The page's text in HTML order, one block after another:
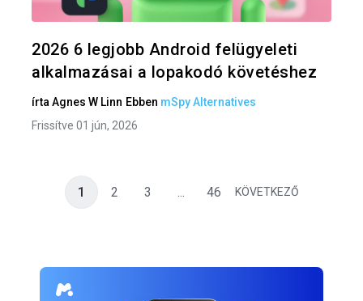
2026 6 legjobb Android felügyeleti
alkalmazásai a lopakodó követéshez
írta Agnes W Linn Ebben mSpy Alternatives
Frissítve 01 jún, 2026
1 2 3 ... 46 KÖVETKEZŐ